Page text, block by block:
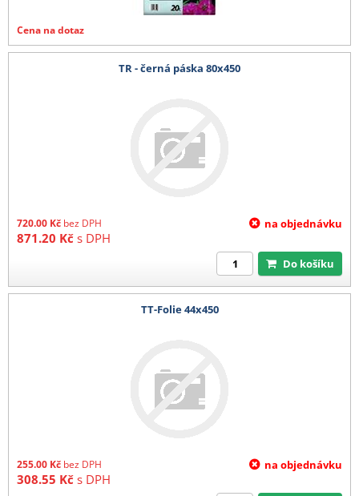
Cena na dotaz
TR - černá páska 80x450
720.00 Kč bez DPH
871.20 Kč s DPH
na objednávku
Do košíku
TT-Folie 44x450
255.00 Kč bez DPH
308.55 Kč s DPH
na objednávku